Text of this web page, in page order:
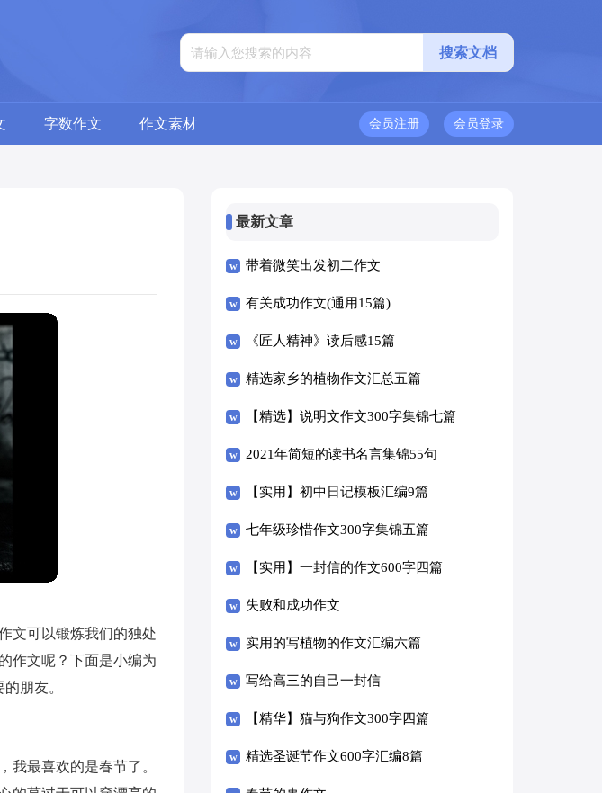
字数作文 作文素材 会员登录
会员注册
文可以锻炼我们的独处
作文呢？下面是小编为
朋友。
最喜欢的是春节了。
最新文章
带着微笑出发初二作文
有关成功作文(通用15篇)
《匠人精神》读后感15篇
精选家乡的植物作文汇总五篇
【精选】说明文作文300字集锦七篇
2021年简短的读书名言集锦55句
【实用】初中日记模板汇编9篇
七年级珍惜作文300字集锦五篇
【实用】一封信的作文600字四篇
失败和成功作文
实用的写植物的作文汇编六篇
写给高三的自己一封信
【精华】猫与狗作文300字四篇
精选圣诞节作文600字汇编8篇